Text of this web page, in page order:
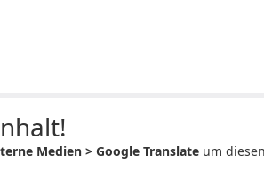
Medien > Google Translate um